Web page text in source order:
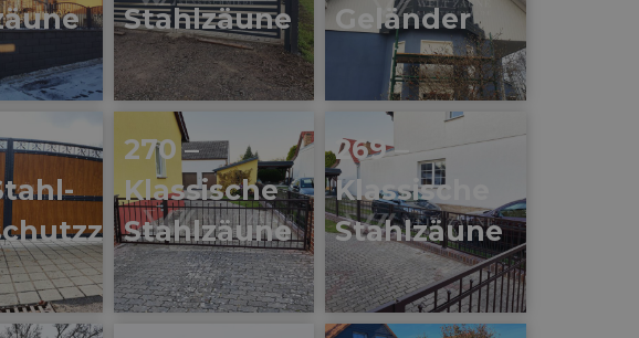
Stahlzäune
Geländer
270 –
Klassische
Stahlzäune
269 –
Klassische
Stahlzäune